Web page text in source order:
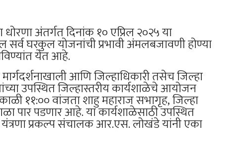
धोरणा अंतर्गत दिनांक १० एप्रिल २०२५ या
सर्व घरकुल योजनांची प्रभावी अंमलबजावणी होण्या
येत आहे.
आणि जिल्हाधिकारी तसेच जिल्हा
उपस्थित जिल्हास्तरीय कार्यशाळेचे आयोजन
११:०० वांजता शाहु महाराज सभागृह, जिल्हा
पार पडणार आहे. या कार्यशाळेसाठी उपस्थित
यंत्रणा प्रकल्प संचालक आर.एस. लोखंडे यांनी एका